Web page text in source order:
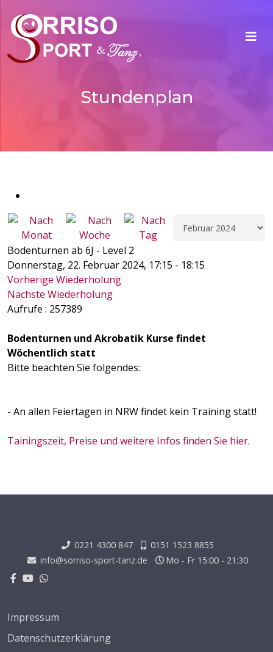
Stundenplan
Bodenturnen ab 6J - Level 2
Donnerstag, 22. Februar 2024, 17:15 - 18:15
Vorherige Wiederholung
Nächste Wiederholung
Aufrufe : 257389
Bodenturnen und Akrobatik Kurse findet
Wöchentlich statt
Bitte beachten Sie folgendes:
- An allen Feiertagen in NRW findet kein Training statt!
Tainingszeit, Preise und weitere Infos finden Sie hier.
0221 4300 847
0151 1523 8855
info@sorriso-sport-tanz.de
Mo - Fr 15:00 - 21:30
Impressum
Datenschutzerklärung